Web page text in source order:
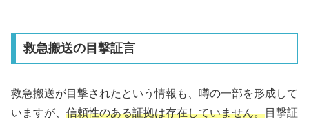
救急搬送の目撃証言
救急搬送が目撃されたという情報も、噂の一部を形成して
いますが、 信頼性のある証拠は存在していません。目撃証